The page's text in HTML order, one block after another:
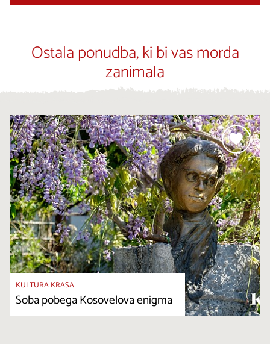
Ostala ponudba, ki bi vas morda
zanimala
KULTURA KRASA
Soba pobega Kosovelova enigma